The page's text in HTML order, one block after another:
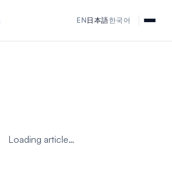
EN 日本語한국어
Loading article…